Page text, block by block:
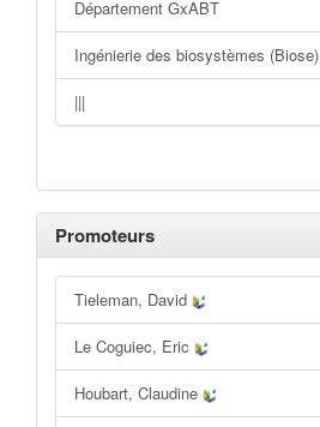
Département GxABT
Ingénierie des biosystèmes (Biose)
|||
Promoteurs
Tieleman, David
Le Coguiec, Eric
Houbart, Claudine